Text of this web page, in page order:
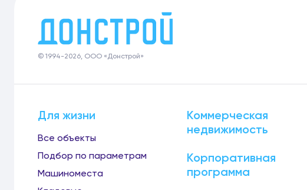
© 1994-2026, ООО «Донстрой»
Для жизни
Все объекты
Подбор по параметрам
Машиноместа
Коммерческая
недвижимость
Корпоративная
программа